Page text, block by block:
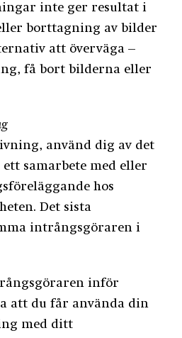
inte ger resultat i
borttagning av bilder
att överväga –
få bort bilderna eller
använd dig av det
samarbete med eller
hos
Det sista
intrångsgöraren i
inför
att du får använda din
med ditt